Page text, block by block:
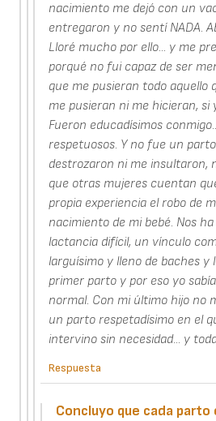
nacimiento me dejó con un
entregaron y no sentí NADA.
Lloré mucho por ello... y me
porqué no fui capaz de ser
que me pusieran todo aquello
me pusieran ni me hicieran,
Fueron educadísimos
respetuosos. Y no fue un
destrozaron ni me insultaron,
que otras mujeres cuentan
propia experiencia el robo de
nacimiento de mi bebé. Nos
lactancia difícil, un vínculo
larguísimo y lleno de baches y
primer parto y por eso yo
normal. Con mi último hijo no
un parto respetadísimo en el
intervino sin necesidad... y
Respuesta
Concluyo que cada parto